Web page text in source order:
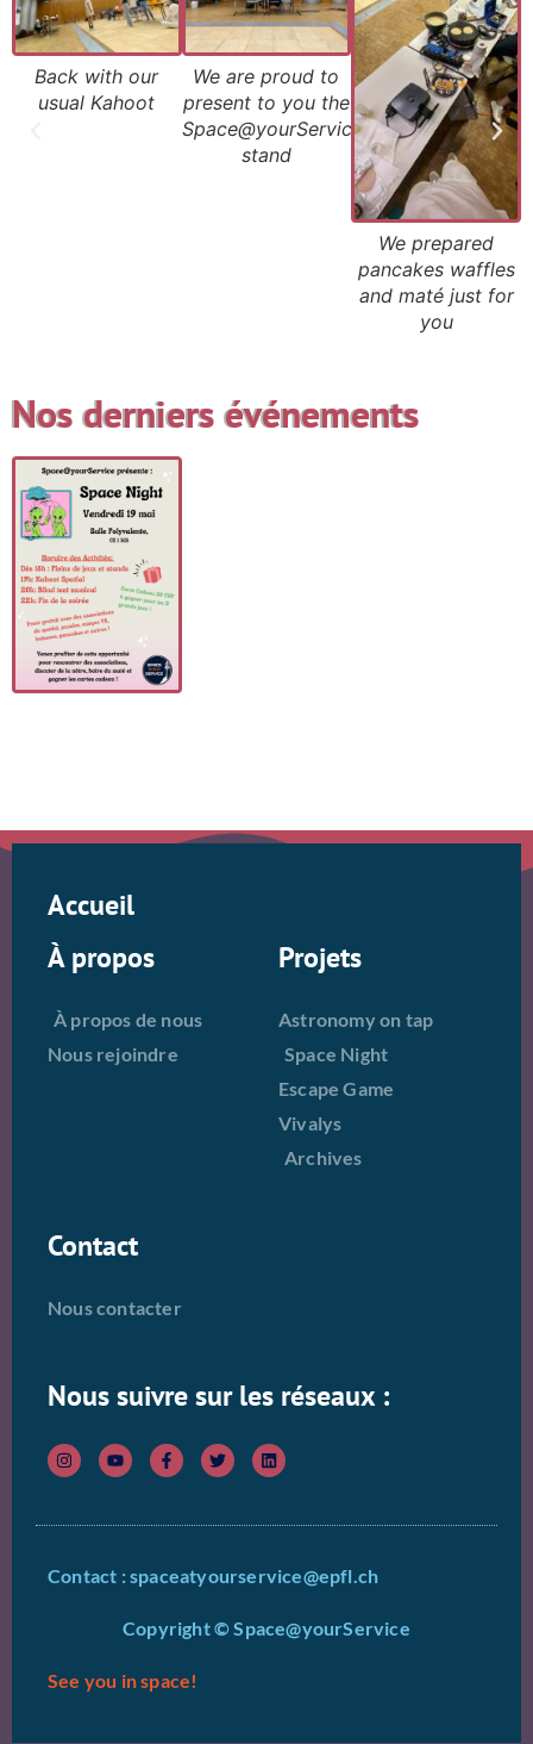
Back with our
usual Kahoot
We are proud to
present to you the
Space@yourService'
stand
We prepared
pancakes waffles
and maté just for
you
Nos derniers événements
Accueil
À propos
À propos de nous
Nous rejoindre
Projets
Astronomy on tap
Space Night
Escape Game
Vivalys
Archives
Contact
Nous contacter
Nous suivre sur les réseaux :
Contact : spaceatyourservice@epfl.ch
Copyright © Space@yourService
See you in space!